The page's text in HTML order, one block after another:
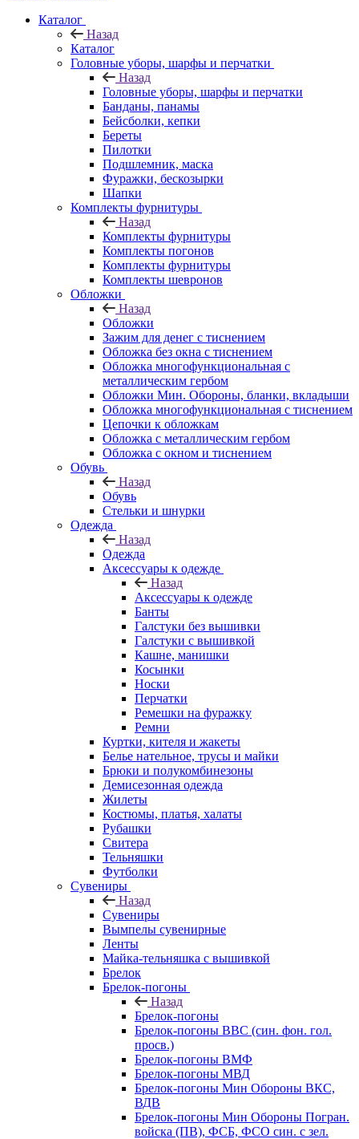
Каталог
Назад
Каталог
Головные уборы, шарфы и перчатки
Назад
Головные уборы, шарфы и перчатки
Банданы, панамы
Бейсболки, кепки
Береты
Пилотки
Подшлемник, маска
Фуражки, бескозырки
Шапки
Комплекты фурнитуры
Назад
Комплекты фурнитуры
Комплекты погонов
Комплекты фурнитуры
Комплекты шевронов
Обложки
Назад
Обложки
Зажим для денег с тиснением
Обложка без окна с тиснением
Обложка многофункциональная с
металлическим гербом
Обложки Мин. Обороны, бланки, вкладыши
Обложка многофункциональная с тиснением
Цепочки к обложкам
Обложка с металлическим гербом
Обложка с окном и тиснением
Обувь
Назад
Обувь
Стельки и шнурки
Одежда
Назад
Одежда
Аксессуары к одежде
Назад
Аксессуары к одежде
Банты
Галстуки без вышивки
Галстуки с вышивкой
Кашне, манишки
Косынки
Носки
Перчатки
Ремешки на фуражку
Ремни
Куртки, кителя и жакеты
Белье нательное, трусы и майки
Брюки и полукомбинезоны
Демисезонная одежда
Жилеты
Костюмы, платья, халаты
Рубашки
Свитера
Тельняшки
Футболки
Сувениры
Назад
Сувениры
Вымпелы сувенирные
Ленты
Майка-тельняшка с вышивкой
Брелок
Брелок-погоны
Назад
Брелок-погоны
Брелок-погоны ВВС (син. фон. гол.
просв.)
Брелок-погоны ВМФ
Брелок-погоны МВД
Брелок-погоны Мин Обороны ВКС,
ВДВ
Брелок-погоны Мин Обороны Погран.
войска (ПВ), ФСБ, ФСО син. с зел.